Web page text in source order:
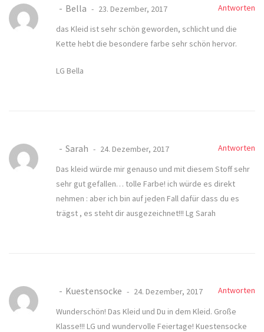
Bella 23. Dezember, 2017
Antworten
das Kleid ist sehr schön geworden, schlicht und die
Kette hebt die besondere farbe sehr schön hervor.
LG Bella
Sarah 24. Dezember, 2017
Antworten
Das kleid würde mir genauso und mit diesem Stoff sehr
sehr gut gefallen… tolle Farbe! ich würde es direkt
nehmen : aber ich bin auf jeden Fall dafür dass du es
trägst , es steht dir ausgezeichnet!!! Lg Sarah
Kuestensocke 24. Dezember, 2017
Antworten
Wunderschön! Das Kleid und Du in dem Kleid. Große
Klasse!!! LG und wundervolle Feiertage! Kuestensocke